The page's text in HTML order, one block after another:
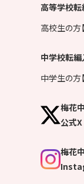
高等学校転
高校生の方
中学校転編
中学生の方
梅花
公式X
梅花